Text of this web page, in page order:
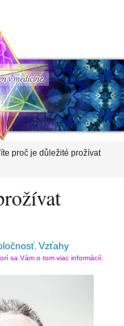
v medicíne.
proč je důležité prožívat
Vzťahy
sa Vám o tom viac informácií.